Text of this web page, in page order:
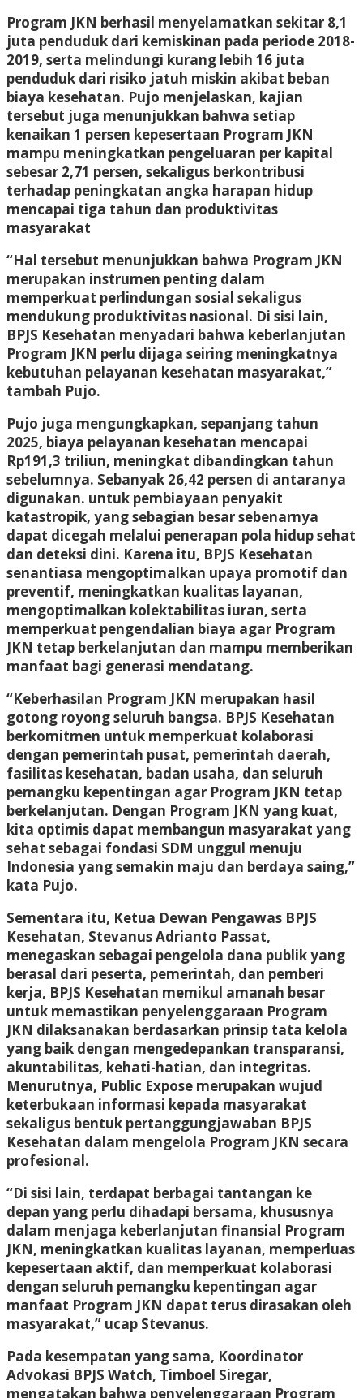
Program JKN berhasil menyelamatkan sekitar 8,1
juta penduduk dari kemiskinan pada periode 2018-
2019, serta melindungi kurang lebih 16 juta
penduduk dari risiko jatuh miskin akibat beban
biaya kesehatan. Pujo menjelaskan, kajian
tersebut juga menunjukkan bahwa setiap
kenaikan 1 persen kepesertaan Program JKN
mampu meningkatkan pengeluaran per kapital
sebesar 2,71 persen, sekaligus berkontribusi
terhadap peningkatan angka harapan hidup
mencapai tiga tahun dan produktivitas
masyarakat
“Hal tersebut menunjukkan bahwa Program JKN
merupakan instrumen penting dalam
memperkuat perlindungan sosial sekaligus
mendukung produktivitas nasional. Di sisi lain,
BPJS Kesehatan menyadari bahwa keberlanjutan
Program JKN perlu dijaga seiring meningkatnya
kebutuhan pelayanan kesehatan masyarakat,”
tambah Pujo.
Pujo juga mengungkapkan, sepanjang tahun
2025, biaya pelayanan kesehatan mencapai
Rp191,3 triliun, meningkat dibandingkan tahun
sebelumnya. Sebanyak 26,42 persen di antaranya
digunakan. untuk pembiayaan penyakit
katastropik, yang sebagian besar sebenarnya
dapat dicegah melalui penerapan pola hidup sehat
dan deteksi dini. Karena itu, BPJS Kesehatan
senantiasa mengoptimalkan upaya promotif dan
preventif, meningkatkan kualitas layanan,
mengoptimalkan kolektabilitas iuran, serta
memperkuat pengendalian biaya agar Program
JKN tetap berkelanjutan dan mampu memberikan
manfaat bagi generasi mendatang.
“Keberhasilan Program JKN merupakan hasil
gotong royong seluruh bangsa. BPJS Kesehatan
berkomitmen untuk memperkuat kolaborasi
dengan pemerintah pusat, pemerintah daerah,
fasilitas kesehatan, badan usaha, dan seluruh
pemangku kepentingan agar Program JKN tetap
berkelanjutan. Dengan Program JKN yang kuat,
kita optimis dapat membangun masyarakat yang
sehat sebagai fondasi SDM unggul menuju
Indonesia yang semakin maju dan berdaya saing,”
kata Pujo.
Sementara itu, Ketua Dewan Pengawas BPJS
Kesehatan, Stevanus Adrianto Passat,
menegaskan sebagai pengelola dana publik yang
berasal dari peserta, pemerintah, dan pemberi
kerja, BPJS Kesehatan memikul amanah besar
untuk memastikan penyelenggaraan Program
JKN dilaksanakan berdasarkan prinsip tata kelola
yang baik dengan mengedepankan transparansi,
akuntabilitas, kehati-hatian, dan integritas.
Menurutnya, Public Expose merupakan wujud
keterbukaan informasi kepada masyarakat
sekaligus bentuk pertanggungjawaban BPJS
Kesehatan dalam mengelola Program JKN secara
profesional.
“Di sisi lain, terdapat berbagai tantangan ke
depan yang perlu dihadapi bersama, khususnya
dalam menjaga keberlanjutan finansial Program
JKN, meningkatkan kualitas layanan, memperluas
kepesertaan aktif, dan memperkuat kolaborasi
dengan seluruh pemangku kepentingan agar
manfaat Program JKN dapat terus dirasakan oleh
masyarakat,” ucap Stevanus.
Pada kesempatan yang sama, Koordinator
Advokasi BPJS Watch, Timboel Siregar,
mengatakan bahwa penyelenggaraan Program